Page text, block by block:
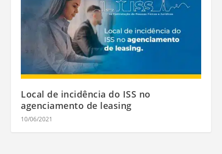
Local de incidência do ISS no
agenciamento de leasing
10/06/2021